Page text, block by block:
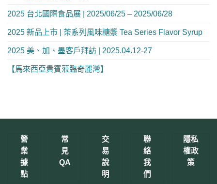
2025 台北國際食品展 | 2025/06/25 – 2025/06/28
2025 新品上市 | 茶系列風味糖漿 Tea Series Flavor Syrup
2025 美、加、墨客戶拜訪 | 2025.04.12-27
【馬來西亞貴賓蒞臨奇麗灣】
營
業
據
點
常
見
QA
交
易
說
明
聯
絡
我
們
隱私
權政
策